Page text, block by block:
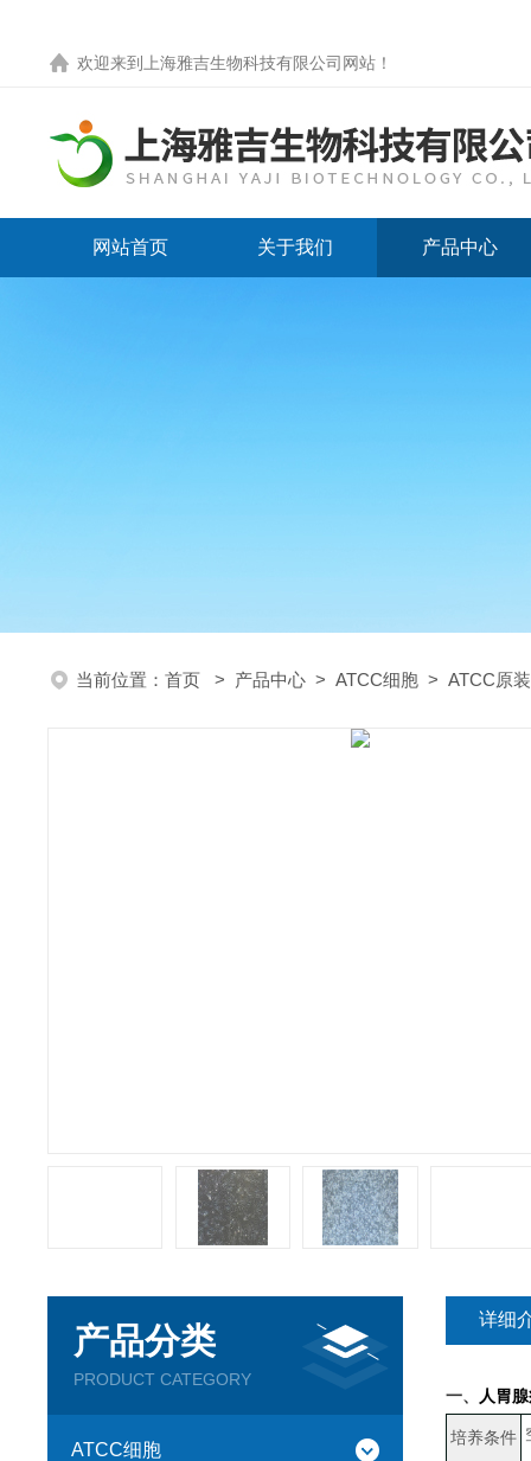
欢迎来到 上海雅吉生物科技有限公司网站 ！
网站首页 关于我们 产品中心
当前位置： 首页 > 产品中心 > ATCC细胞 > ATCC原
产品分类
PRODUCT CATEGORY
ATCC细胞
详细
一、 人胃
培养条件